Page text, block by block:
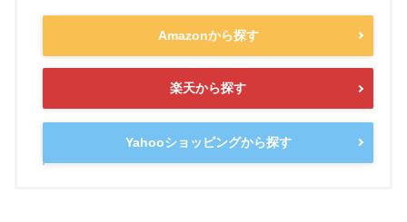
Amazonから探す
楽天から探す
Yahooショッピングから探す